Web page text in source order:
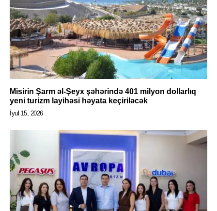
Misirin Şarm əl-Şeyx şəhərində 401 milyon dollarlıq
yeni turizm layihəsi həyata keçiriləcək
İyul 15, 2026